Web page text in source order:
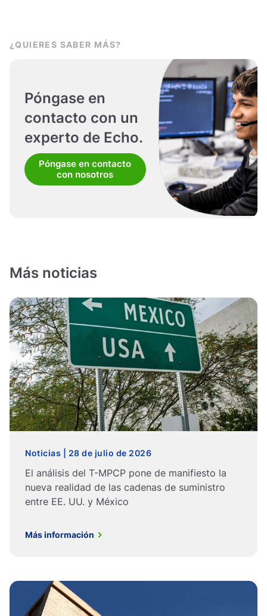
¿QUIERES SABER MÁS?
Póngase en
contacto con un
experto de Echo.
Póngase en contacto
con nosotros
Más noticias
Noticias | 28 de julio de 2026
El análisis del T-MPCP pone de manifiesto la
nueva realidad de las cadenas de suministro
entre EE. UU. y México
Más información